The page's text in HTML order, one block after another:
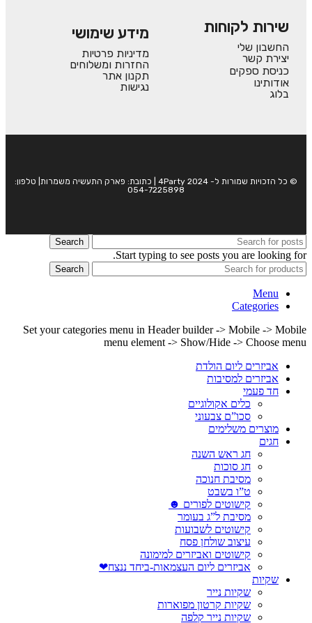
שירות לקוחות
החשבון שלי
יצירת קשר
כניסת ספקים
אודותינו
בלוג
מידע שימושי
מדיניות פרטיות
החזרות ומשלוחים
תקנון אתר
נגישות
© כל הזכויות שמורות ל- 4Party 2024 | כתובת: פארק התעשיה משמרות| טלפון:
054-7225898
Search
Start typing to see posts you are looking for.
Search
Menu
Categories
Set your categories menu in Header builder -> Mobile -> Mobile
menu element -> Show/Hide -> Choose menu
אביזרים ליום הולדת
אביזרים למסיבות
חד פעמי
כלים אקולוגיים
סכו”ם צבעוני
מוצרים משלימים
חגים
חג ראש השנה
חג סוכות
מסיבת חנוכה
ט”ו בשבט
קישוטים לפורים ☻
מסיבת ל”ג בעומר
קישוטים לשבועות
עיצוב שולחן פסח
קישוטים ואביזרים למימונה
אביזרים ליום העצמאות-ביחד ננצח❤
שקיות
שקיות נייר
שקיות קרטון מפוארות
שקיות נייר קלפה